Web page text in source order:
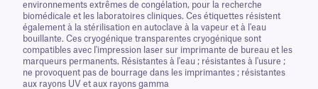
environnements extrêmes de congélation, pour la recherche
biomédicale et les laboratoires cliniques. Ces étiquettes résistent
également à la stérilisation en autoclave à la vapeur et à l'eau
bouillante. Ces cryogénique transparentes cryogénique sont
compatibles avec l'impression laser sur imprimante de bureau et les
marqueurs permanents. Résistantes à l'eau ; résistantes à l'usure ;
ne provoquent pas de bourrage dans les imprimantes ; résistantes
aux rayons UV et aux rayons gamma